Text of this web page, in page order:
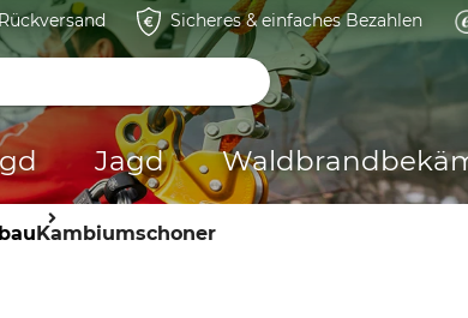
Sicheres & einfaches Bezahlen
Jagd
Kambiumschoner